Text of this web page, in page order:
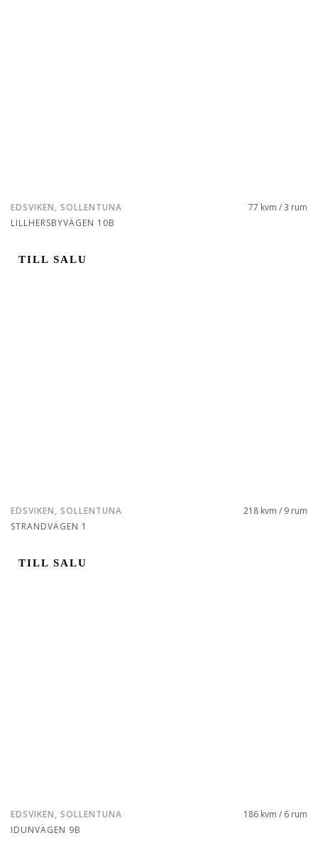
EDSVIKEN, SOLLENTUNA
LILLHERSBYVÄGEN 10B
77 kvm / 3 rum
TILL SALU
EDSVIKEN, SOLLENTUNA
STRANDVÄGEN 1
218 kvm / 9 rum
TILL SALU
EDSVIKEN, SOLLENTUNA
IDUNVÄGEN 9B
186 kvm / 6 rum